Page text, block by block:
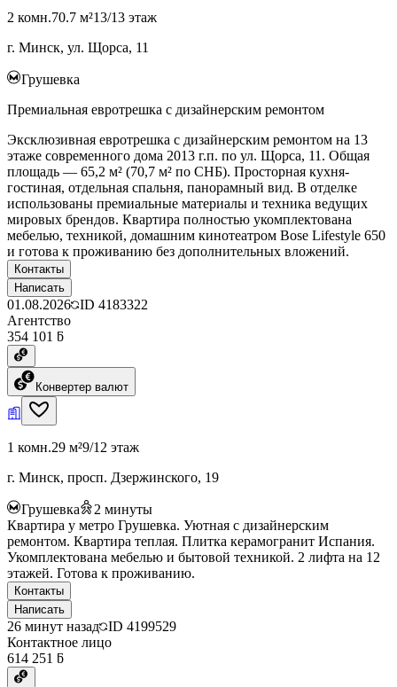
2 комн.70.7 м²13/13 этаж
г. Минск, ул. Щорса, 11
Грушевка
Премиальная евротрешка с дизайнерским ремонтом
Эксклюзивная евротрешка с дизайнерским ремонтом на 13
этаже современного дома 2013 г.п. по ул. Щорса, 11. Общая
площадь — 65,2 м² (70,7 м² по СНБ). Просторная кухня-
гостиная, отдельная спальня, панорамный вид. В отделке
использованы премиальные материалы и техника ведущих
мировых брендов. Квартира полностью укомплектована
мебелью, техникой, домашним кинотеатром Bose Lifestyle 650
и готова к проживанию без дополнительных вложений.
Контакты
Написать
01.08.2026 ID 4183322
Агентство
354 101 ƃ
Конвертер валют
1 комн.29 м²9/12 этаж
г. Минск, просп. Дзержинского, 19
Грушевка 2 минуты
Квартира у метро Грушевка. Уютная с дизайнерским
ремонтом. Квартира теплая. Плитка керамогранит Испания.
Укомплектована мебелью и бытовой техникой. 2 лифта на 12
этажей. Готова к проживанию.
Контакты
Написать
26 минут назад ID 4199529
Контактное лицо
614 251 ƃ